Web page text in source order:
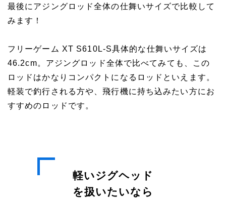
最後にアジングロッド全体の仕舞いサイズで比較して
みます！
フリーゲーム XT S610L-S具体的な仕舞いサイズは
46.2cm。アジングロッド全体で比べてみても、この
ロッドはかなりコンパクトになるロッドといえます。
軽装で釣行される方や、飛行機に持ち込みたい方にお
すすめのロッドです。
軽いジグヘッド
を扱いたいなら